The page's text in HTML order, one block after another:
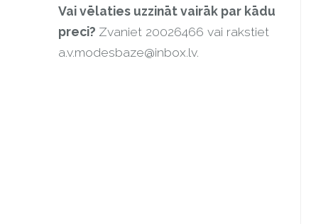
Vai vēlaties uzzināt vairāk par kādu
preci? Zvaniet 20026466 vai rakstiet
a.v.modesbaze@inbox.lv.